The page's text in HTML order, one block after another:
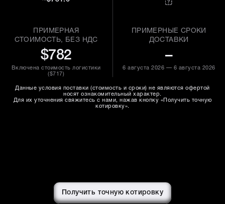
ПРИМЕРНАЯ
СТОИМОСТЬ, БЕЗ НДС
$782
Включена стоимость логистики
($717 )
ПРИМЕРНЫЕ СРОКИ
ДОСТАВКИ
–
6 августа 2026 — 6 августа 2026
Данные условия поставки (стоимость и сроки) не являются офертой
носят ознакомительный характер.
Для их уточнения свяжитесь с нами, нажав кнопку «Получить точную
котировку».
Получить точную котировку